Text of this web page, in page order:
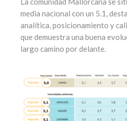
media nacional con un 5.1,
analítica, posicionamiento y
que demuestra una buena
largo camino por delante.